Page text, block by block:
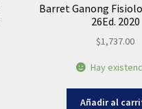
Barret Ganong
26Ed. 2020
$1,737.00
Hay
Añadir al